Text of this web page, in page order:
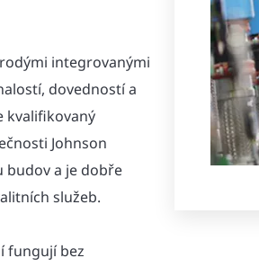
integrovanými
dovedností a
kvalifikovaný
Johnson
budov a je dobře
služeb.
fungují bez